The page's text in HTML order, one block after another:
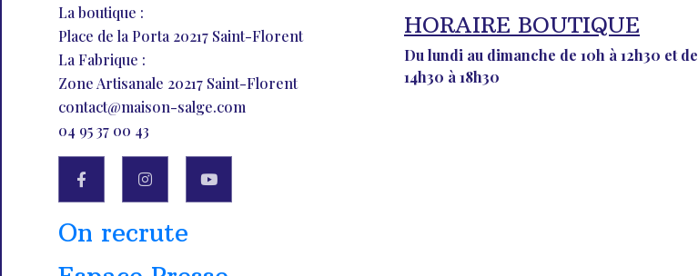
La boutique :
Place de la Porta 20217 Saint-Florent
La Fabrique :
Zone Artisanale 20217 Saint-Florent
contact@maison-salge.com
04 95 37 00 43
On recrute
HORAIRE BOUTIQUE
Du lundi au dimanche de 10h à 12h30 et de
14h30 à 18h30